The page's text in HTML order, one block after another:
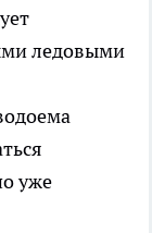
ледовыми
уже